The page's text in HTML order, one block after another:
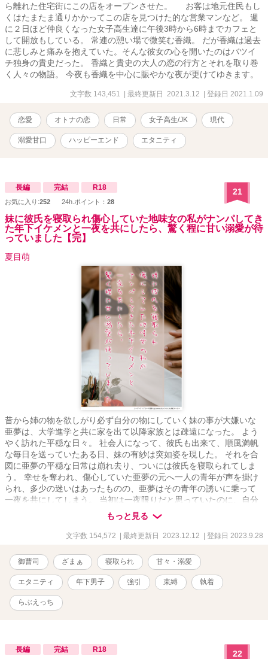
ら離れた住宅街にこの店をオープンさせた。 お客は地元住民もし
くはたまたま通りかかってこの店を見つけた的な営業マンなど。 週
に２日ほど仲良くなった女子高生達に午後3時から6時までカフェと
して開放もしている。 常連の憩い場で微笑む香織。 だが香織は過去
に悲しみと痛みを抱えていた。そんな彼女の心を開いたのはバツイ
チ独身の貴史だった。 香織と貴史の大人の恋の行方とそれを取り巻
く人々の物語。 今夜も香織を中心に賑やかな夜が更けてゆきます。
文字数 143,451 | 最終更新日 2021.3.12 | 登録日 2021.1.09
恋愛 オトナの恋 日常 女子高生/JK 現代
溺愛甘口 ハッピーエンド エタニティ
長編 完結 R18
お気に入り:252 24h.ポイント： 28
21
妹に彼氏を寝取られ傷心していた地味女の私がナンパしてき
た年下イケメンと一夜を共にしたら、驚く程に甘い溺愛が待
っていました【完】
夏目萌
昔から姉の物を欲しがり必ず自分の物にしていく妹の事が大嫌いな
亜夢は、大学進学と共に家を出て以降家族とは疎遠になった。 よう
やく訪れた平穏な日々。 社会人になって、彼氏も出来て、順風満帆
な毎日を送っていたある日、妹の有紗は突如姿を現した。 それを合
図に亜夢の平穏な日常は崩れ去り、ついには彼氏を寝取られてしま
う。 幸せを奪われ、傷心していた亜夢の元へ一人の青年が声を掛け
られ、多少の迷いはあったものの、亜夢はその青年の誘いに乗って
一夜を共にしてしまう。 当初は一夜限りだと思っていたのに、自分
を見てくれる彼に惹かれてしまった亜夢は告白を受けてそのまま交
際に発展するのだけど…… 実は、この出来事は全て、ある人物によ
って仕組まれていた事だった――。 ※他サイトにも掲載
もっと見る
文字数 154,572 | 最終更新日 2023.12.12 | 登録日 2023.9.28
御曹司 ざまぁ 寝取られ 甘々・溺愛
エタニティ 年下男子 強引 束縛 執着
らぶえっち
長編 完結 R18 22